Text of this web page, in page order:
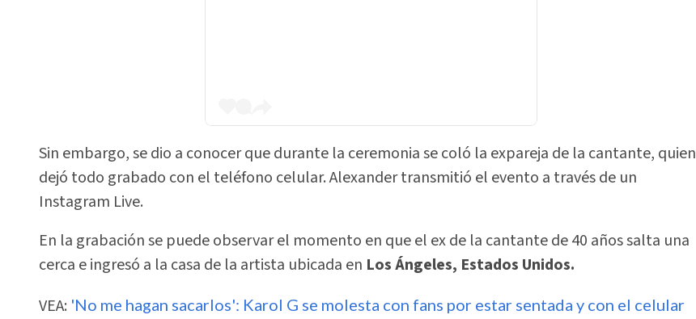
Sin embargo, se dio a conocer que durante la ceremonia se coló la expareja de la cantante, quien
dejó todo grabado con el teléfono celular. Alexander transmitió el evento a través de un
Instagram Live.
En la grabación se puede observar el momento en que el ex de la cantante de 40 años salta una
cerca e ingresó a la casa de la artista ubicada en LosÁngeles, Estados Unidos.
VEA: 'No me hagan sacarlos': Karol G se molesta con fans por estar sentada y con el celular